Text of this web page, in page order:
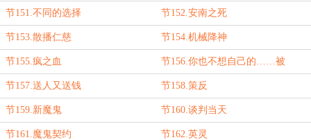
节151.不同的选择 节152.安南之死
节153.散播仁慈 节154.机械降神
节155.疯之血 节156.你也不想自己的……被
我……吧？
节157.送人又送钱 节158.策反
节159.新魔鬼 节160.谈判当天
节161.魔鬼契约 节162.英灵